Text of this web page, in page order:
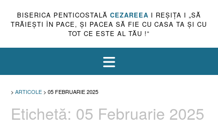
BISERICA PENTICOSTALĂ CEZAREEA I REŞIŢA I „SĂ
TRĂIEŞTI ÎN PACE, ŞI PACEA SĂ FIE CU CASA TA ŞI CU
TOT CE ESTE AL TĂU !”
> ARTICOLE > 05 FEBRUARIE 2025
Etichetă: 05 Februarie 2025